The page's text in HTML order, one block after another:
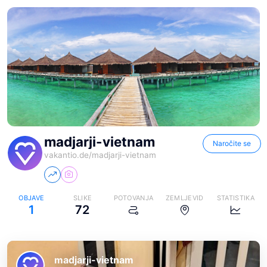
madjarji-vietnam
vakantio.de/madjarji-vietnam
Naročite se
OBJAVE
1
SLIKE
72
POTOVANJA ZEMLJEVID STATISTIKA
madjarji-vietnam